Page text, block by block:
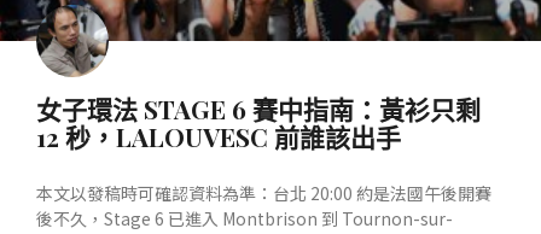
女子環法 STAGE 6 賽中指南：黃衫只剩
12 秒，LALOUVESC 前誰該出手
本文以發稿時可確認資料為準：台北 20:00 約是法國午後開賽
後不久，Stage 6 已進入 Montbrison 到 Tournon-sur-